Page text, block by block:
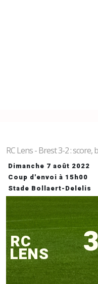
RC Lens - Brest 3-2 :
Dimanche 7 août 2022
Coup d'envoi à 15h00
Stade Bollaert-Delelis
RC
LENS